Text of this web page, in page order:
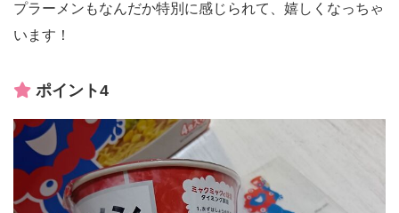
プラーメンもなんだか特別に感じられて、嬉しくなっちゃ
います！
ポイント4